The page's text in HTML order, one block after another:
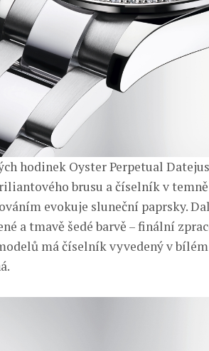
hodinek Oyster Perpetual
brusu a číselník v
evokuje sluneční paprsky.
a tmavě šedé barvě – finální
má číselník vyvedený v